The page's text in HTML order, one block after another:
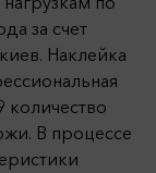
за счет
Наклейка
количество
В процессе